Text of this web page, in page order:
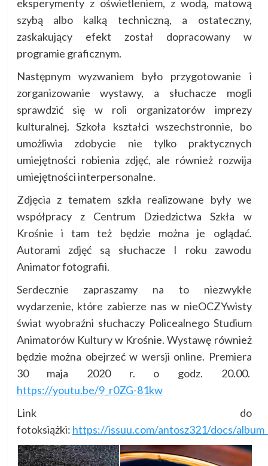
eksperymenty z oświetleniem, z wodą, matową
szybą albo kalką techniczną, a ostateczny,
zaskakujący efekt został dopracowany w
programie graficznym.
Następnym wyzwaniem było przygotowanie i
zorganizowanie wystawy, a słuchacze mogli
sprawdzić się w roli organizatorów imprezy
kulturalnej. Szkoła kształci wszechstronnie, bo
umożliwia zdobycie nie tylko praktycznych
umiejętności robienia zdjęć, ale również rozwija
umiejętności interpersonalne.
Zdjęcia z tematem szkła realizowane były we
współpracy z Centrum Dziedzictwa Szkła w
Krośnie i tam też będzie można je oglądać.
Autorami zdjęć są słuchacze I roku zawodu
Animator fotografii.
Serdecznie zapraszamy na to niezwykłe
wydarzenie, które zabierze nas w nieOCZYwisty
świat wyobraźni słuchaczy Policealnego Studium
Animatorów Kultury w Krośnie. Wystawę również
będzie można obejrzeć w wersji online. Premiera
30 maja 2020 r. o godz. 20.00.
https://youtu.be/9_r0ZG-81kw
Link do
fotoksiążki: https://issuu.com/antosz321/docs/